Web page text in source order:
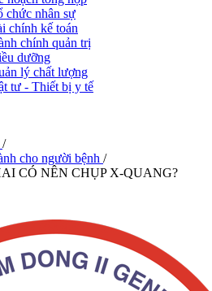
chức nhân sự
chính kế toán
chính quản trị
dưỡng
lý chất lượng
tư - Thiết bị y tế
/
cho người bệnh /
CÓ NÊN CHỤP X-QUANG?